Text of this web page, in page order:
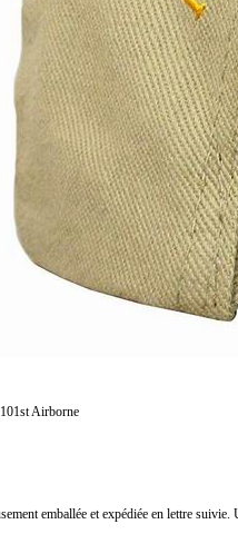
Airborne
emballée et expédiée en lettre